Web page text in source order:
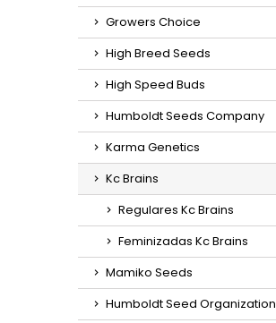
Growers Choice
High Breed Seeds
High Speed Buds
Humboldt Seeds Company
Karma Genetics
Kc Brains
Regulares Kc Brains
Feminizadas Kc Brains
Mamiko Seeds
Humboldt Seed Organization